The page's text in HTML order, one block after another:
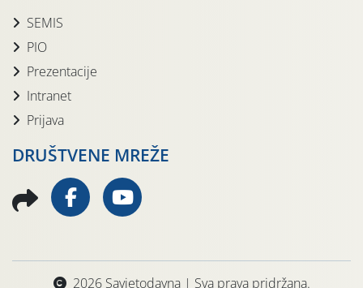
SEMIS
PIO
Prezentacije
Intranet
Prijava
DRUŠTVENE MREŽE
2026 Savjetodavna | Sva prava pridržana.